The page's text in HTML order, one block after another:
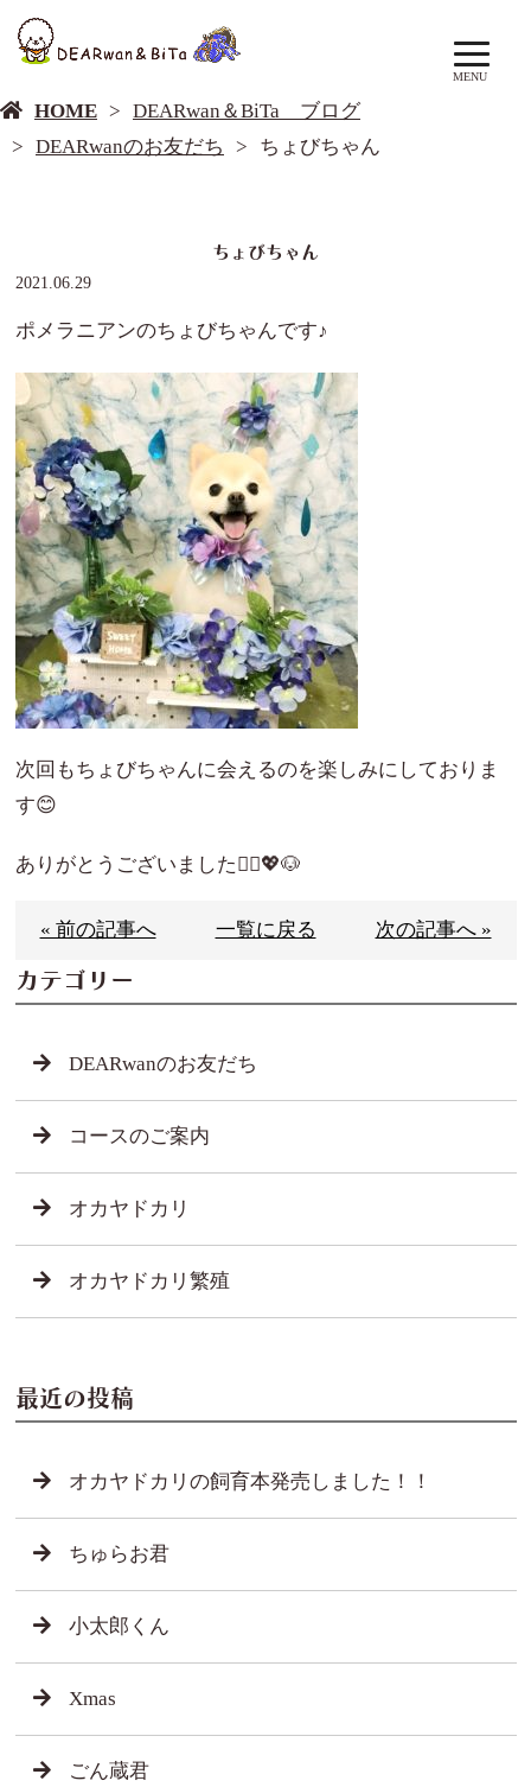
MENU
HOME
DEARwan＆BiTa ブログ
DEARwanのお友だち
ちょびちゃん
ちょびちゃん
2021.06.29
ポメラニアンのちょびちゃんです♪
次回もちょびちゃんに会えるのを楽しみにしておりま
す😊
ありがとうございました🙇‍♀️💖🐶
« 前の記事へ 一覧に戻る 次の記事へ »
カテゴリー
DEARwanのお友だち
コースのご案内
オカヤドカリ
オカヤドカリ繁殖
最近の投稿
オカヤドカリの飼育本発売しました！！
ちゅらお君
小太郎くん
Xmas
ごん蔵君